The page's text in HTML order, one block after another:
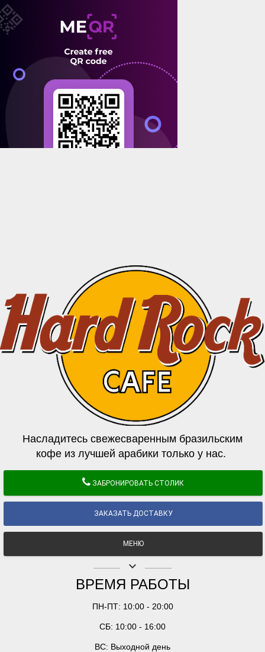
Насладитесь свежесваренным бразильским
кофе из лучшей арабики только у нас.
ЗАБРОНИРОВАТЬ СТОЛИК
ЗАКАЗАТЬ ДОСТАВКУ
МЕНЮ
keyboard_arrow_down
ВРЕМЯ РАБОТЫ
ПН-ПТ: 10:00 - 20:00
СБ: 10:00 - 16:00
ВС: Выходной день